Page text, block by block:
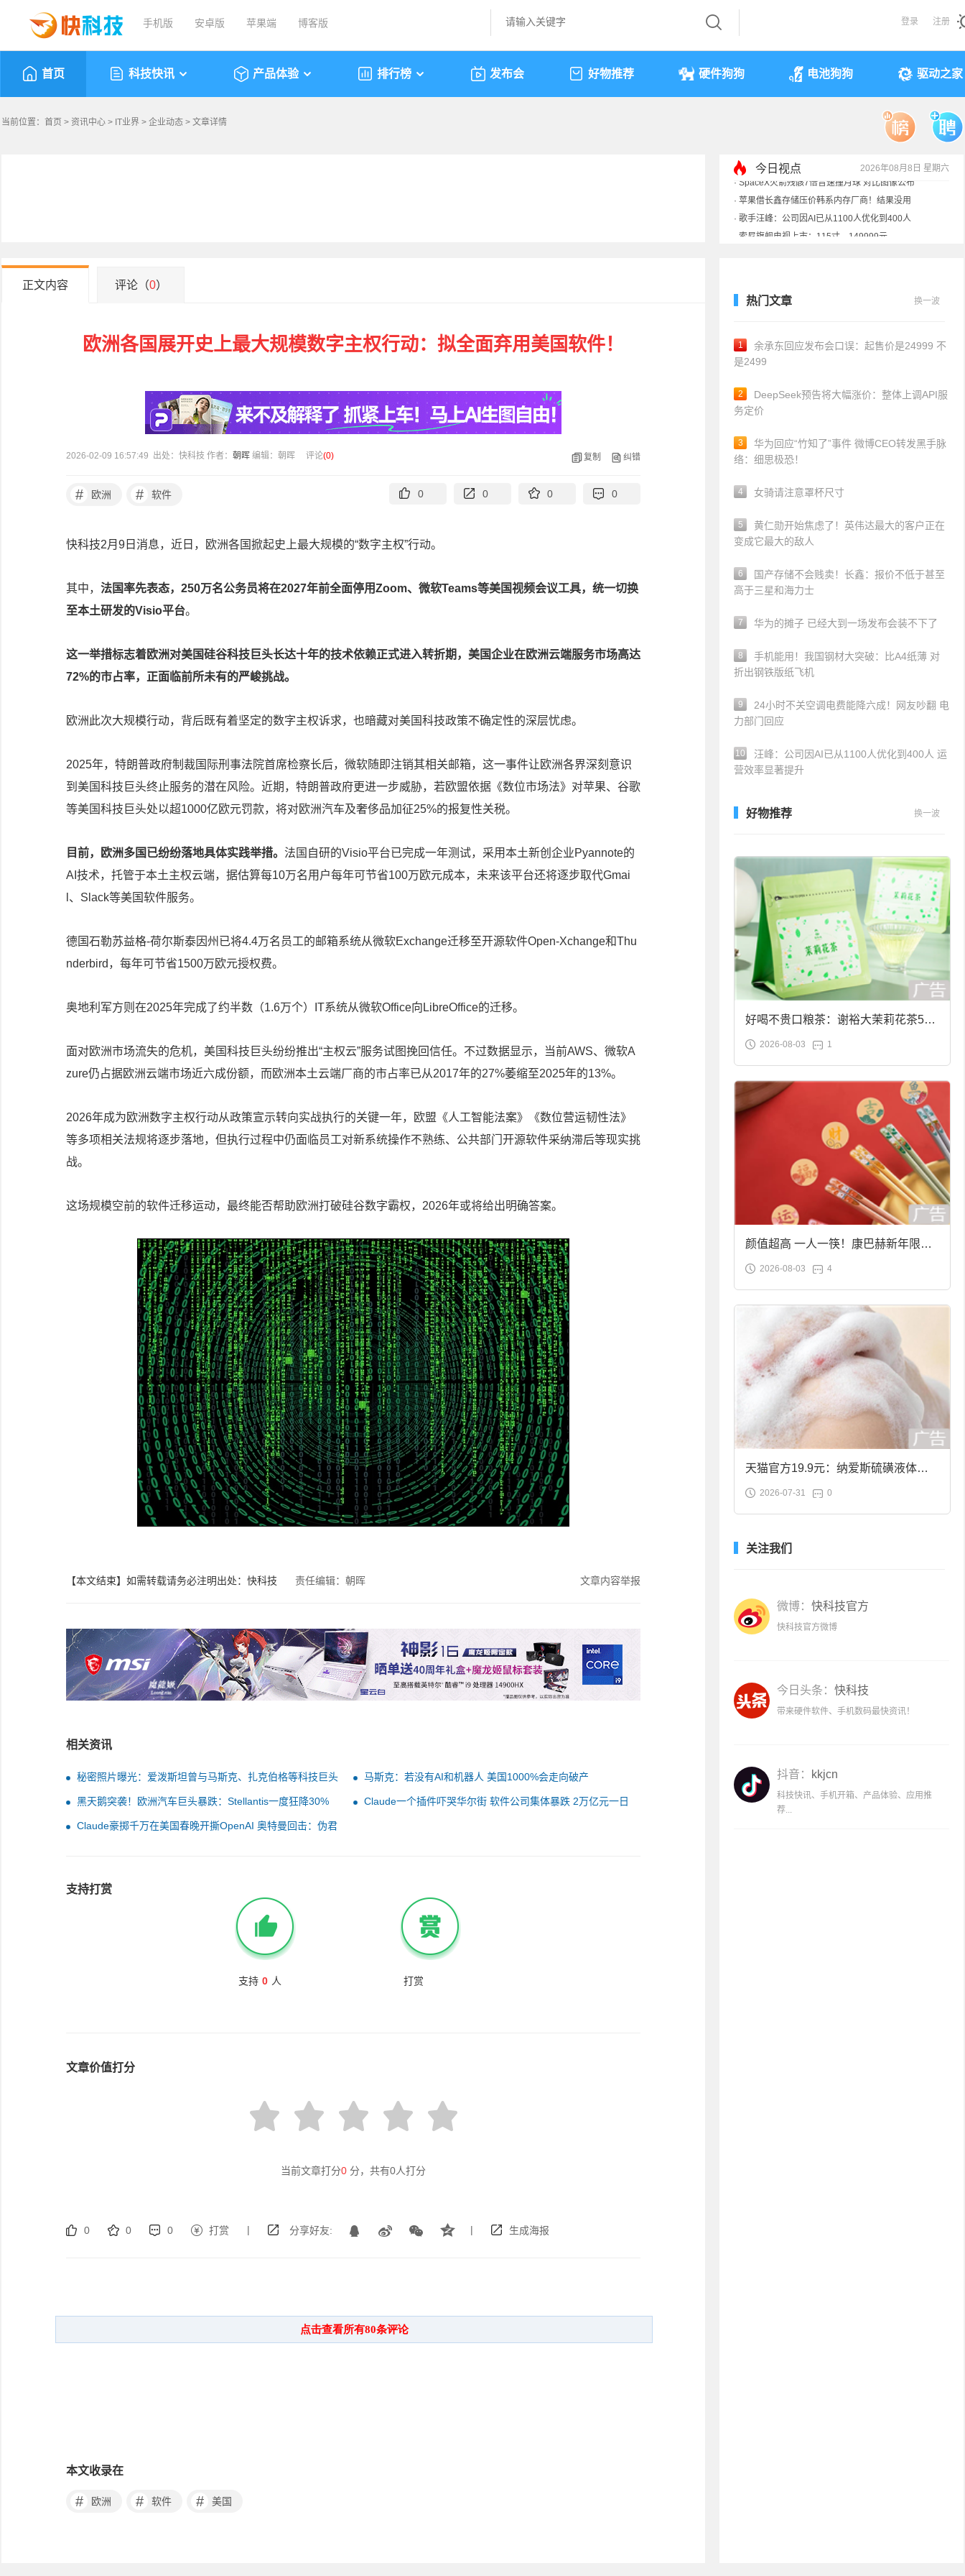
手机版 安卓版 苹果端 博客版 登录 注册
首页 科技快讯 产品体验 排行榜 发布会 好物推荐 硬件狗狗 电池狗狗 驱动之家
当前位置： 首页 > 资讯中心 > IT业界 > 企业动态 > 文章详情
今日视点 2026年08月8日 星期六
索尼旗舰电视上市：115寸、149999元
正文内容 评论（0）
欧洲各国展开史上最大规模数字主权行动：拟全面弃用美国软件！
2026-02-09 16:57:49 出处：快科技 作者： 朝晖 编辑：朝晖 评论(0) 复制 纠错
# 欧洲 # 软件 0 0 0 0
快科技2月9日消息，近日，欧洲各国掀起史上最大规模的“数字主权”行动。
其中， 法国率先表态，250万名公务员将在2027年前全面停用Zoom、微软Teams等美国视频会议工具，统一切换
至本土研发的Visio平台。
这一举措标志着欧洲对美国硅谷科技巨头长达十年的技术依赖正式进入转折期，美国企业在欧洲云端服务市场高达
72%的市占率，正面临前所未有的严峻挑战。
欧洲此次大规模行动，背后既有着坚定的数字主权诉求，也暗藏对美国科技政策不确定性的深层忧虑。
2025年，特朗普政府制裁国际刑事法院首席检察长后，微软随即注销其相关邮箱，这一事件让欧洲各界深刻意识
到美国科技巨头终止服务的潜在风险。近期，特朗普政府更进一步威胁，若欧盟依据《数位市场法》对苹果、谷歌
等美国科技巨头处以超1000亿欧元罚款，将对欧洲汽车及奢侈品加征25%的报复性关税。
目前，欧洲多国已纷纷落地具体实践举措。 法国自研的Visio平台已完成一年测试，采用本土新创企业Pyannote的
AI技术，托管于本土主权云端，据估算每10万名用户每年可节省100万欧元成本，未来该平台还将逐步取代Gmai
l、Slack等美国软件服务。
德国石勒苏益格-荷尔斯泰因州已将4.4万名员工的邮箱系统从微软Exchange迁移至开源软件Open-Xchange和Thu
nderbird，每年可节省1500万欧元授权费。
奥地利军方则在2025年完成了约半数（1.6万个）IT系统从微软Office向LibreOffice的迁移。
面对欧洲市场流失的危机，美国科技巨头纷纷推出“主权云”服务试图挽回信任。不过数据显示，当前AWS、微软A
zure仍占据欧洲云端市场近六成份额，而欧洲本土云端厂商的市占率已从2017年的27%萎缩至2025年的13%。
2026年成为欧洲数字主权行动从政策宣示转向实战执行的关键一年，欧盟《人工智能法案》《数位营运韧性法》
等多项相关法规将逐步落地，但执行过程中仍面临员工对新系统操作不熟练、公共部门开源软件采纳滞后等现实挑
战。
这场规模空前的软件迁移运动，最终能否帮助欧洲打破硅谷数字霸权，2026年或将给出明确答案。
【本文结束】如需转载请务必注明出处：快科技 责任编辑：朝晖 文章内容举报
相关资讯
秘密照片曝光：爱泼斯坦曾与马斯克、扎克伯格等科技巨头
共进晚宴
马斯克：若没有AI和机器人 美国1000%会走向破产
黑天鹅突袭！欧洲汽车巨头暴跌：Stellantis一度狂降30%
Claude一个插件吓哭华尔街 软件公司集体暴跌 2万亿元一日
Claude豪掷千万在美国春晚开撕OpenAI 奥特曼回击：伪君
支持打赏
支持 0 人 打赏
文章价值打分
当前文章打分0 分，共有0人打分
0 0 0 打赏 | 分享好友: | 生成海报
本文收录在
# 欧洲 # 软件 # 美国
热门文章 换一波
1
余承东回应发布会口误：起售价是24999 不
是2499
2
DeepSeek预告将大幅涨价：整体上调API服
务定价
3
华为回应“竹知了”事件 微博CEO转发黑手脉
络：细思极恐！
4 女骑请注意罩杯尺寸
5
黄仁勋开始焦虑了！英伟达最大的客户正在
变成它最大的敌人
6
国产存储不会贱卖！长鑫：报价不低于甚至
高于三星和海力士
7 华为的摊子 已经大到一场发布会装不下了
8
手机能用！我国钢材大突破：比A4纸薄 对
折出钢铁版纸飞机
9
24小时不关空调电费能降六成！网友吵翻 电
力部门回应
10
汪峰：公司因AI已从1100人优化到400人 运
营效率显著提升
好物推荐 换一波
好喝不贵口粮茶：谢裕大茉莉花茶50g
袋装9.9元到手
2026-08-03 1
颜值超高 一人一筷！康巴赫新年限定
合金筷子大促：19.9元
2026-08-03 4
天猫官方19.9元：纳爱斯硫磺液体香
皂2斤大促
2026-07-31 0
关注我们
微博： 快科技官方
快科技官方微博
今日头条： 快科技
带来硬件软件、手机数码最快资讯！
抖音： kkjcn
科技快讯、手机开箱、产品体验、应用推
荐...